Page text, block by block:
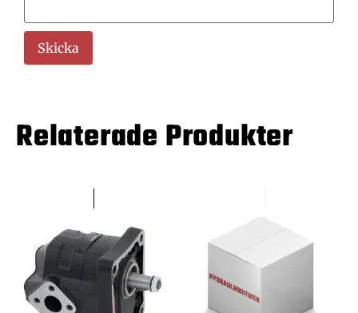
Relaterade Produkter